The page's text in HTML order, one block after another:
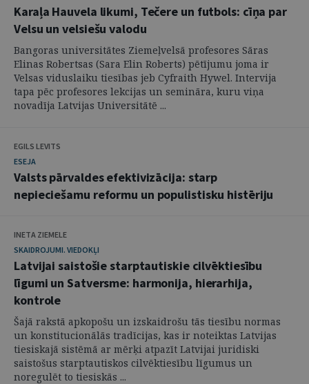
Karaļa Hauvela likumi, Tečere un futbols: cīņa par
Velsu un velsiešu valodu
Bangoras universitātes Ziemeļvelsā profesores Sāras
Elinas Robertsas (Sara Elin Roberts) pētījumu joma ir
Velsas viduslaiku tiesības jeb Cyfraith Hywel. Intervija
tapa pēc profesores lekcijas un semināra, kuru viņa
novadīja Latvijas Universitātē ...
EGILS LEVITS
ESEJA
Valsts pārvaldes efektivizācija: starp
nepieciešamu reformu un populistisku histēriju
INETA ZIEMELE
SKAIDROJUMI. VIEDOKĻI
Latvijai saistošie starptautiskie cilvēktiesību
līgumi un Satversme: harmonija, hierarhija,
kontrole
Šajā rakstā apkopošu un izskaidrošu tās tiesību normas
un konstitucionālās tradīcijas, kas ir noteiktas Latvijas
tiesiskajā sistēmā ar mērķi atpazīt Latvijai juridiski
saistošus starptautiskos cilvēktiesību līgumus un
noregulēt to tiesiskās ...